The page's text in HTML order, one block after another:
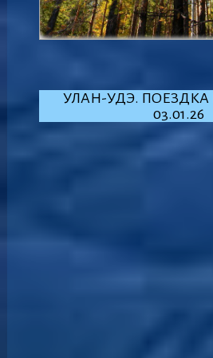
УЛАН-УДЭ. ПОЕЗДКА
03.01.26